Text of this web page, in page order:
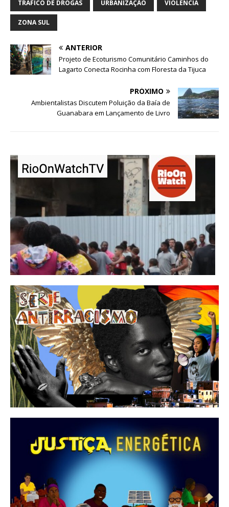
TRÁFICO DE DROGAS URBANIZAÇÃO VIOLÊNCIA
ZONA SUL
ANTERIOR
Projeto de Ecoturismo Comunitário Caminhos do
Lagarto Conecta Rocinha com Floresta da Tijuca
PRÓXIMO
Ambientalistas Discutem Poluição da Baía de
Guanabara em Lançamento de Livro